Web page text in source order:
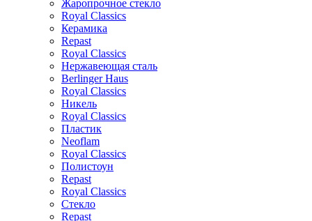
Жаропрочное стекло
Royal Classics
Керамика
Repast
Royal Classics
Нержавеющая сталь
Berlinger Haus
Royal Classics
Никель
Royal Classics
Пластик
Neoflam
Royal Classics
Полистоун
Repast
Royal Classics
Стекло
Repast